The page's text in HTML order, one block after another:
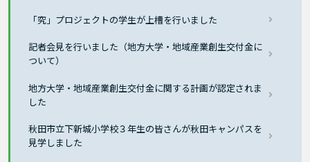
「究」プロジェクトの学生が上槽を行いました
記者会見を行いました（地方大学・地域産業創生交付金に
ついて）
地方大学・地域産業創生交付金に関する計画が認定されま
した
秋田市立下新城小学校３年生の皆さんが秋田キャンパスを
見学しました